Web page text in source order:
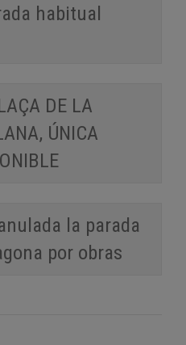
habitual
DE LA
ÚNICA
la parada
por obras